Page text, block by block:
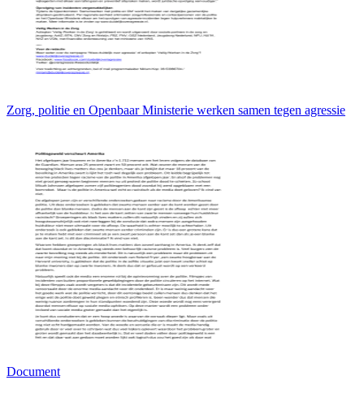
Zorg, politie en Openbaar Ministerie werken samen tegen agressie
Document